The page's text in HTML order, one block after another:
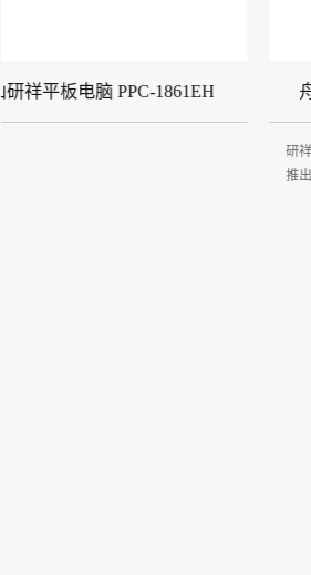
舟山研祥平板电脑 PPC-1561 EH
研祥在保持以往产品优良特性的基础上，全新